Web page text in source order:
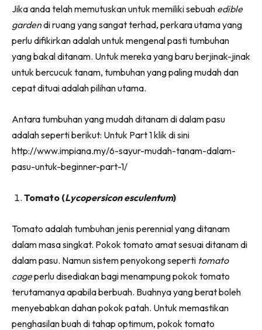
Video
Beli Di Mana
Buat Sendiri
Ilham Impiana
Ilham Impiana 360
Ilham Impiana Inspirasi Selebriti
Casa Impiana
Lahar Dekor
Tip Laman
Hub Ideaktiv
Jika anda telah memutuskan untuk memiliki sebuah edible
gardendi ruang yang sangat terhad, perkara utama yang
perlu difikirkan adalah untuk mengenal pasti tumbuhan
yang bakal ditanam. Untuk mereka yang baru berjinak-jinak
untuk bercucuk tanam, tumbuhan yang paling mudah dan
cepat dituai adalah pilihan utama.
Antara tumbuhan yang mudah ditanam di dalam pasu
adalah seperti berikut: Untuk Part 1 klik di sini
http://www.impiana.my/6-sayur-mudah-tanam-dalam-
pasu-untuk-beginner-part-1/
Tomato (Lycopersicon esculentum)
Tomato adalah tumbuhan jenis perennial yang ditanam
dalam masa singkat. Pokok tomato amat sesuai ditanam di
dalam pasu. Namun sistem penyokong seperti tomato
cageperlu disediakan bagi menampung pokok tomato
terutamanya apabila berbuah. Buahnya yang berat boleh
menyebabkan dahan pokok patah. Untuk memastikan
penghasilan buah di tahap optimum, pokok tomato